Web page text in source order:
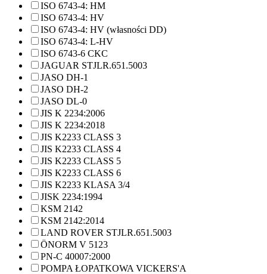
ISO 6743-4: HM
ISO 6743-4: HV
ISO 6743-4: HV (własności DD)
ISO 6743-4: L-HV
ISO 6743-6 CKC
JAGUAR STJLR.651.5003
JASO DH-1
JASO DH-2
JASO DL-0
JIS K 2234:2006
JIS K 2234:2018
JIS K2233 CLASS 3
JIS K2233 CLASS 4
JIS K2233 CLASS 5
JIS K2233 CLASS 6
JIS K2233 KLASA 3/4
JISK 2234:1994
KSM 2142
KSM 2142:2014
LAND ROVER STJLR.651.5003
ÖNORM V 5123
PN-C 40007:2000
POMPA ŁOPATKOWA VICKERS'A